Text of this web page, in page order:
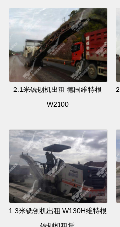
2.1米铣刨机出租 德国维特根
W2100
1.3米铣刨机出租 W130H维特根
铣刨机租赁